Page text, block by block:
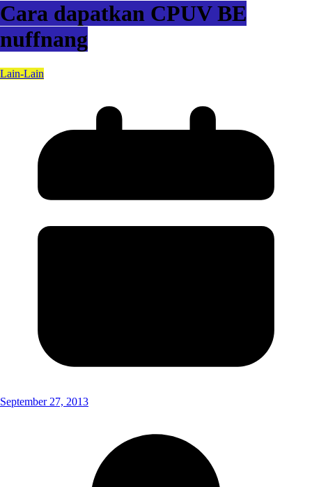
Cara dapatkan CPUV BE
nuffnang
Lain-Lain
September 27, 2013